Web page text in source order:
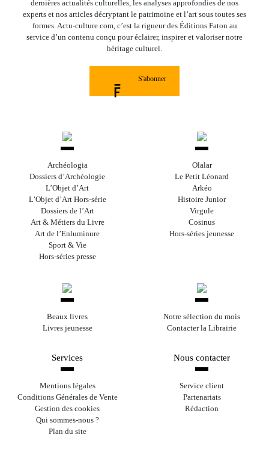
dernières actualités culturelles, les analyses approfondies de nos
experts et nos articles décryptant le patrimoine et l’art sous toutes ses
formes. Actu-culture.com, c’est la rigueur des Éditions Faton au
service d’un contenu conçu pour éclairer, inspirer et valoriser notre
héritage culturel.
S'abonner
Archéologia
Dossiers d’Archéologie
L’Objet d’Art
L’Objet d’Art Hors-série
Dossiers de l’Art
Art & Métiers du Livre
Art de l’Enluminure
Sport & Vie
Hors-séries presse
Olalar
Le Petit Léonard
Arkéo
Histoire Junior
Virgule
Cosinus
Hors-séries jeunesse
Beaux livres
Livres jeunesse
Notre sélection du mois
Contacter la Librairie
Services
Mentions légales
Conditions Générales de Vente
Gestion des cookies
Qui sommes-nous ?
Plan du site
Nous contacter
Service client
Partenariats
Rédaction